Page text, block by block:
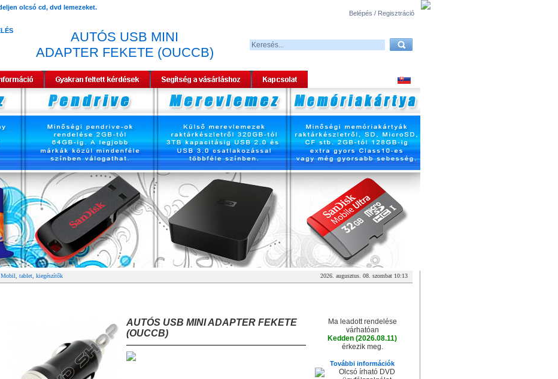
Belépés / Regisztráció
AUTÓS USB MINI
ADAPTER FEKETE (OUCCB)
Mobil, tablet, kiegészítők 2026. augusztus. 08. szombat 10:13
AUTÓS USB MINI ADAPTER FEKETE
(OUCCB)
Ma leadott rendelése
várhatóan
Kedden (2026.08.11)
érkezik meg.
További információk